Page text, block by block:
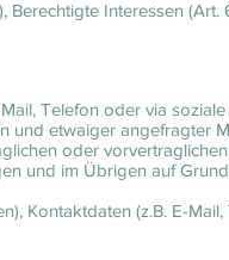
Interessen (Art.
Telefon oder via
und etwaiger angefragter
oder
und im Übrigen auf
Kontaktdaten (z.B. E-